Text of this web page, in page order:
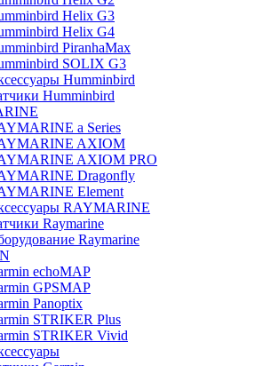
Helix G3
Helix G4
PiranhaMax
SOLIX G3
Humminbird
Humminbird
a Series
AXIOM
AXIOM PRO
Dragonfly
Element
RAYMARINE
Raymarine
Raymarine
echoMAP
GPSMAP
Panoptix
STRIKER Plus
STRIKER Vivid